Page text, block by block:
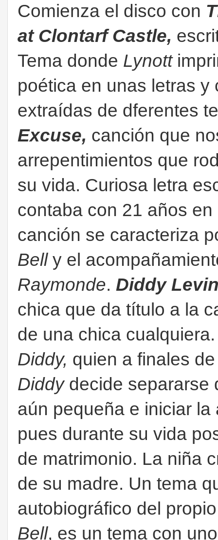
Comienza el disco con
at Clontarf Castle,
Tema donde Lynott
poética en unas letras y
extraídas de dferentes
Excuse, canción que
arrepentimientos que
su vida. Curiosa letra
contaba con 21 años
canción se caracteriza
Belly el
Raymonde. Diddy
chica que da título a la
de una chica
Diddy, quien a finales
Diddydecide separarse
aún pequeña e iniciar
pues durante su vida
de matrimonio. La niña
de su madre. Un tema
autobiográfico del
Bell, es un tema con